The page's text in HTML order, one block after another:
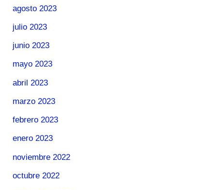
agosto 2023
julio 2023
junio 2023
mayo 2023
abril 2023
marzo 2023
febrero 2023
enero 2023
noviembre 2022
octubre 2022